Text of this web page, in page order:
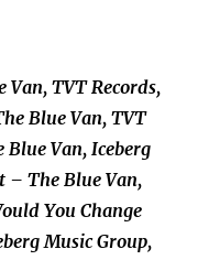
TVT Records,
Blue Van, TVT
Blue Van, Iceberg
– The Blue Van,
You Change
Music Group,